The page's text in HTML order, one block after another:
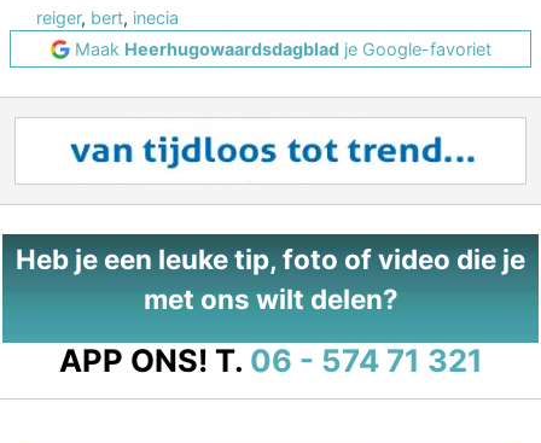
reiger, bert, inecia
Maak Heerhugowaardsdagbladje Google-favoriet
Heb je een leuke tip, foto of video die je
met ons wilt delen?
APP ONS! T. 06 - 574 71 321